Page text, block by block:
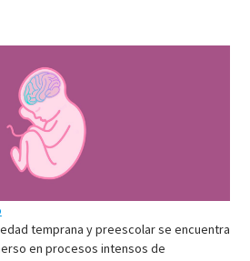
temprana y preescolar se encuentra
en procesos intensos de